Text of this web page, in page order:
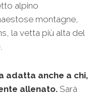
alpino
montagne,
la vetta più alta del
adatta anche a chi,
allenato. Sarà